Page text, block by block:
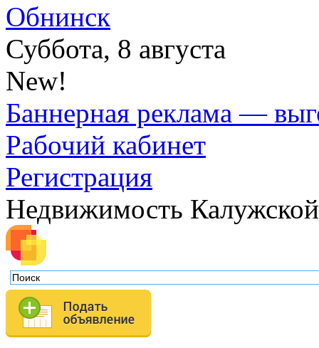
Обнинск
Суббота, 8 августа
New!
Баннерная реклама —
Рабочий кабинет
Регистрация
Недвижимость